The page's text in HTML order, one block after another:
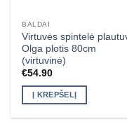
BALDAI
Virtuvės spintelė
Olga plotis 80cm
(virtuvinė)
€54.90
Į KREPŠELĮ